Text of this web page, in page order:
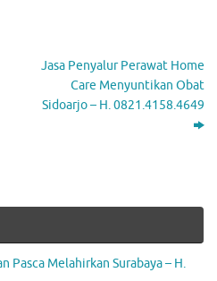
Jasa Penyalur Perawat Home
Care Menyuntikan Obat
Sidoarjo – H. 0821.4158.4649
Pasca Melahirkan Surabaya – H.